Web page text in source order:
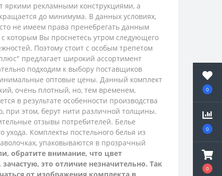
0
0
0
яркими рекламными конструкциями, а
до минимума. В данных условиях,
не имеем права пренебрегать данным
которым Вы проснетесь утром следующего
Поэтому стоит с особым трепетом
предлагает широкий ассортимент
подходим к выбору поставщиков
оптовые цены. Данный комплект
очень плотный, но, тем временем,
в результате особенности производства
при этом, берут нити различной толщины.
отзывы потребителей. Белье
ухода. Комплекты постельного белья из
упаковываются в прозрачный
обратите внимание, что цвет
это отличие незначительно. Так
от изображения комплекта в